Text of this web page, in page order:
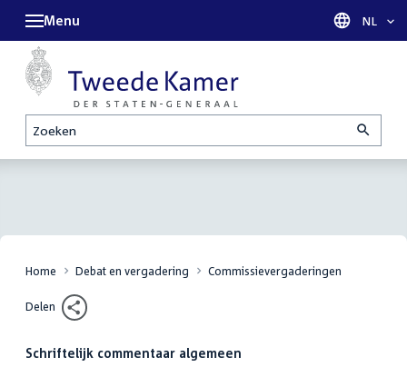
Zoeken
Menu Taal
NL
Home Debat en vergadering Commissievergaderingen
Delen
Schriftelijk commentaar algemeen